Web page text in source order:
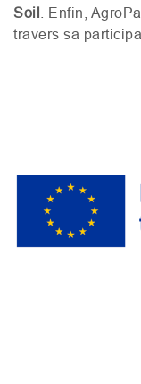
Soil . Enfin,
travers sa